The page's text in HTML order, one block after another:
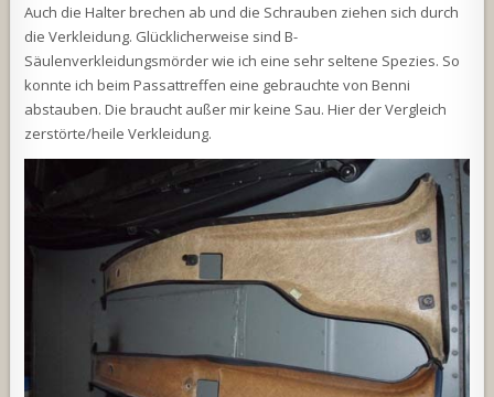
Auch die Halter brechen ab und die Schrauben ziehen sich durch
die Verkleidung. Glücklicherweise sind B-
Säulenverkleidungsmörder wie ich eine sehr seltene Spezies. So
konnte ich beim Passattreffen eine gebrauchte von Benni
abstauben. Die braucht außer mir keine Sau. Hier der Vergleich
zerstörte/heile Verkleidung.